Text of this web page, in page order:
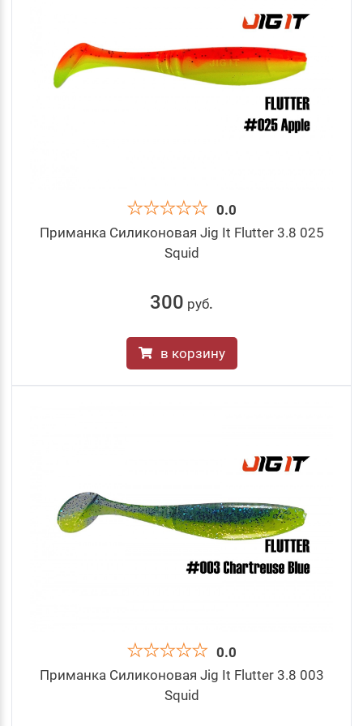
0.0
Приманка Силиконовая Jig It Flutter 3.8 025
Squid
300 руб.
в корзину
0.0
Приманка Силиконовая Jig It Flutter 3.8 003
Squid